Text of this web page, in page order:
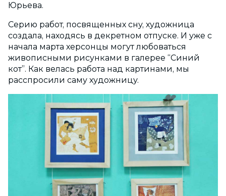
Юрьева.
Серию работ, посвященных сну, художница
создала, находясь в декретном отпуске. И уже с
начала марта херсонцы могут любоваться
живописными рисунками в галерее “Синий
кот”. Как велась работа над картинами, мы
расспросили саму художницу.